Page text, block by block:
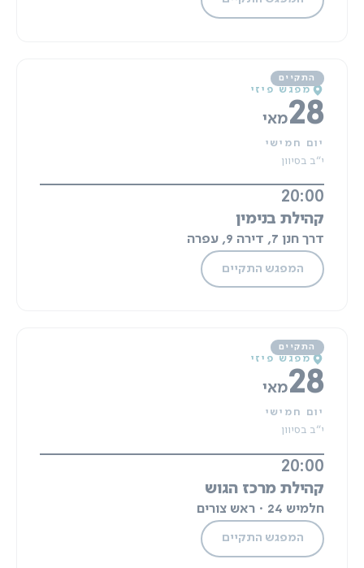
מפגש פיזי
28מאי
יום חמישי
י"ב בסיוון
20:00
קהילת בנימין
דרך חנן 7, דירה 9, עפרה
המפגש התקיים
מפגש פיזי
28מאי
יום חמישי
י"ב בסיוון
20:00
קהילת מרכז הגוש
חלמיש 24 · ראש צורים
המפגש התקיים